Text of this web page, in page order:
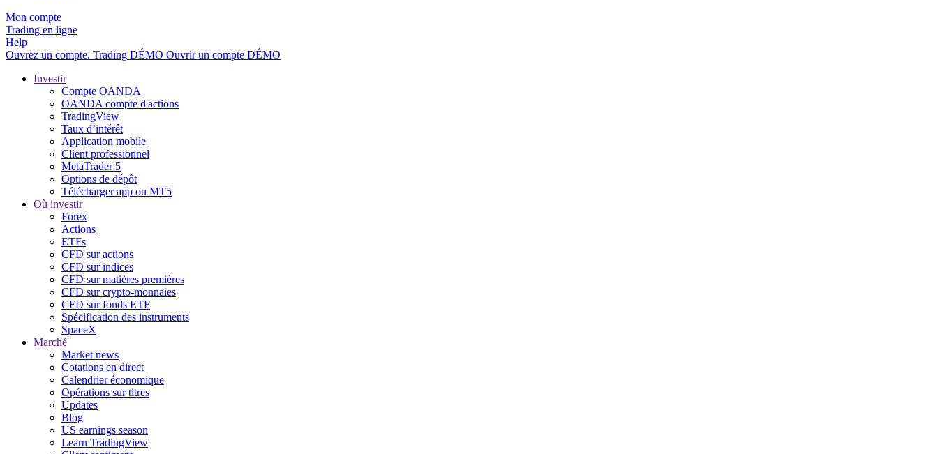
Mon compte
Trading en ligne
Help
Ouvrez un compte. Trading DÉMO Ouvrir un compte DÉMO
Investir
Compte OANDA
OANDA compte d'actions
TradingView
Taux d’intérêt
Application mobile
Client professionnel
MetaTrader 5
Options de dépôt
Télécharger app ou MT5
Où investir
Forex
Actions
ETFs
CFD sur actions
CFD sur indices
CFD sur matières premières
CFD sur crypto-monnaies
CFD sur fonds ETF
Spécification des instruments
SpaceX
Marché
Market news
Cotations en direct
Calendrier économique
Opérations sur titres
Updates
Blog
US earnings season
Learn TradingView